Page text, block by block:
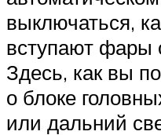
выключаться,
вступают фары
Здесь, как вы
о блоке
или дальний